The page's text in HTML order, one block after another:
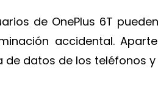
de OnePlus 6T
accidental.
de datos de los teléfonos y